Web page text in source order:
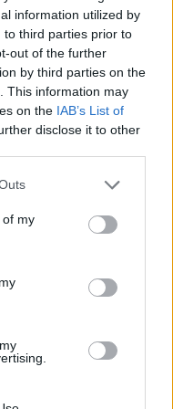
information utilized by
to third parties prior to
out of the further
by third parties on the
This information may
on the IAB’s List of
disclose it to other
of my
de candidaturas:
S.E.R. 2017